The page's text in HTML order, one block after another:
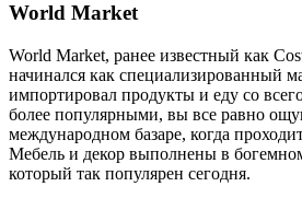
World Market
World Market, ранее известный как
начинался как специализированный
импортировал продукты и еду со
более популярными, вы все равно
международном базаре, когда
Мебель и декор выполнены в
который так популярен сегодня.